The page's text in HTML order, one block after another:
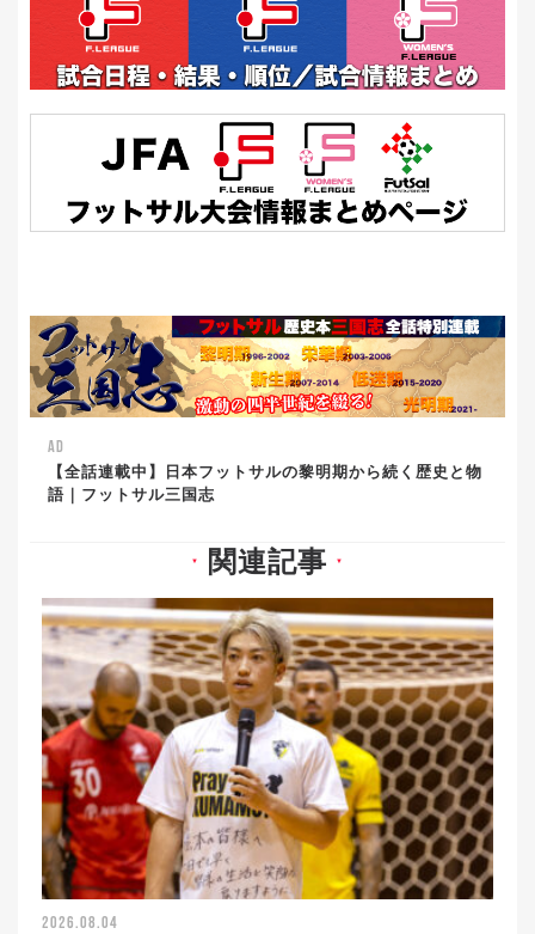
AD
【全話連載中】日本フットサルの黎明期から続く歴史と物
語｜フットサル三国志
▼ 関連記事 ▼
2026.08.04